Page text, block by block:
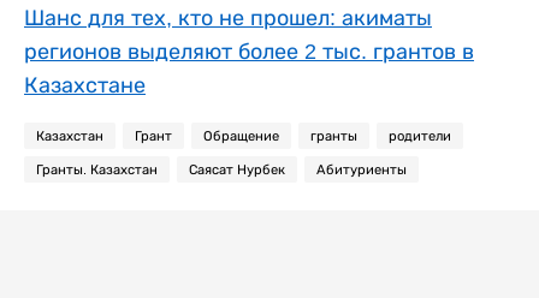
Шанс для тех, кто не прошел: акиматы
регионов выделяют более 2 тыс. грантов в
Казахстане
Казахстан Грант Обращение гранты родители
Гранты. Казахстан Саясат Нурбек Абитуриенты